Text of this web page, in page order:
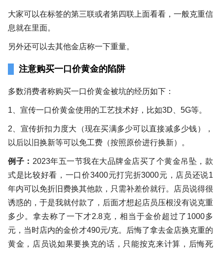
大家可以在标签的第三联或者第四联上面看看，一般克重信
息就在里面。
另外还可以去其他金店称一下重量。
注意购买一口价黄金的陷阱
多数消费者称购买一口价黄金被坑的经历如下：
1、宣传一口价黄金使用的工艺技术好，比如3D、5G等。
2、宣传折扣力度大（现在买满多少可以直接减多少钱），
以后以旧换新等可以免工费（按照原价进行换新）。
例子： 2023年五一节我在大品牌金店买了个黄金吊坠，款
式是比较好看，一口价3400元打完折3000元，店员还说1
年内可以免折旧费换其他款，只需补差价就行。店员说得很
诱惑的，于是我就付款了，后面才想起店员压根没有说克重
多少。拿去称了一下才2.8克，相当于金价超过了1000多
元，当时店内的金价才490元/克。后悔了拿去金店换克重的
黄金，店员说如果要换克的话，只能按克来计算，后悔死